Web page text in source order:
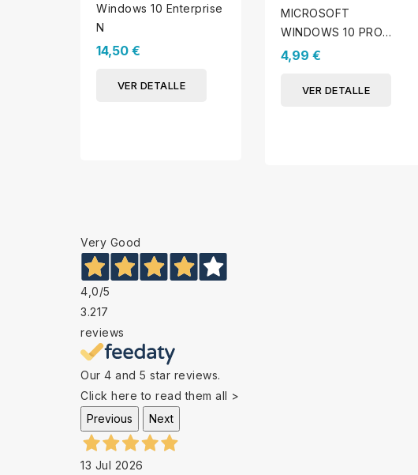
Windows 10 Enterprise
N
14,50 €
VER DETALLE
MICROSOFT
WINDOWS 10 PRO
(PROMO ESCUELA)
4,99 €
VER DETALLE
Very Good
4,0/5
3.217
reviews
Our 4 and 5 star reviews.
Click here to read them all >
Previous
Next
13 Jul 2026